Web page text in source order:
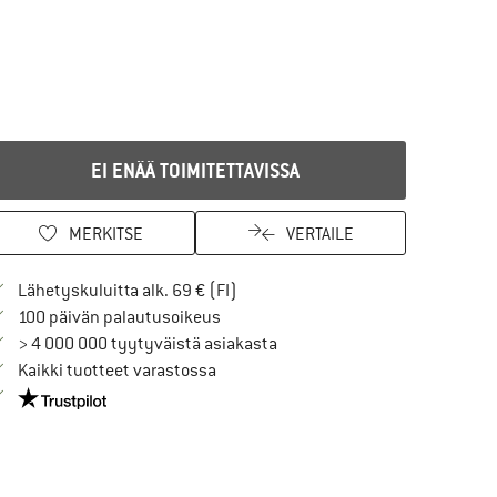
EI ENÄÄ TOIMITETTAVISSA
MERKITSE VERTAILE
Lähetyskuluitta alk. 69 € (FI)
100 päivän palautusoikeusSiirry palautusoikeuteen täältä
> 4 000 000 tyytyväistä asiakasta
Kaikki tuotteet varastossa
Meillä on Trustpilot -sertifiointi - lue lisää tästä!